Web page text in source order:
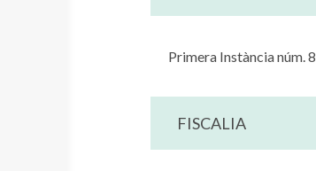
Primera Instància núm. 8
FISCALIA